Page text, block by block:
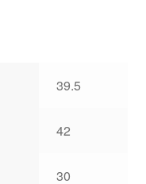
39.5
42
30